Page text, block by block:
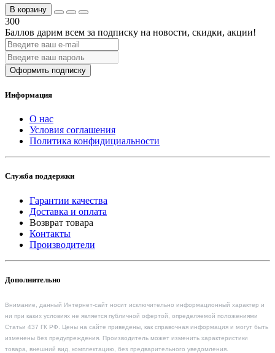
В корзину
300
Баллов дарим всем за подписку на новости, скидки, акции!
Оформить подписку
Информация
О нас
Условия соглашения
Политика конфидициальности
Служба поддержки
Гарантии качества
Доставка и оплата
Возврат товара
Контакты
Производители
Дополнительно
Внимание, данный Интернет-сайт носит исключительно информационный характер и
ни при каких условиях не является публичной офертой, определяемой положениями
Статьи 437 ГК РФ. Цены на сайте приведены, как справочная информация и могут быть
изменены без предупреждения. Производитель может изменить характеристики
товара, внешний вид, комплектацию, без предварительного уведомления.